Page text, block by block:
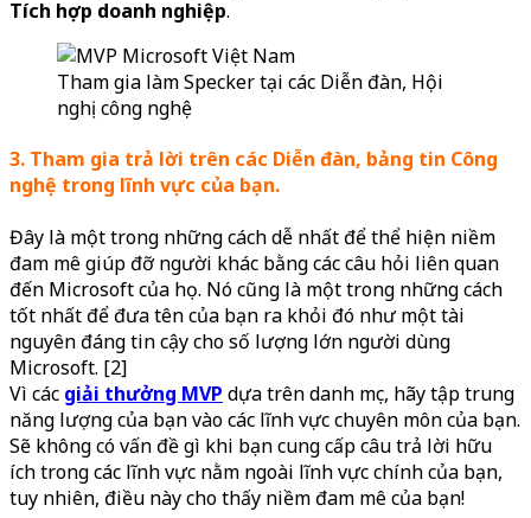
Tích hợp doanh nghiệp.
Tham gia làm Specker tại các Diễn đàn, Hội
nghị công nghệ
3. Tham gia trả lời trên các Diễn đàn, bảng tin Công
nghệ trong lĩnh vực của bạn.
Đây là một trong những cách dễ nhất để thể hiện niềm
đam mê giúp đỡ người khác bằng các câu hỏi liên quan
đến Microsoft của họ. Nó cũng là một trong những cách
tốt nhất để đưa tên của bạn ra khỏi đó như một tài
nguyên đáng tin cậy cho số lượng lớn người dùng
Microsoft. [2]
Vì các giải thưởng MVP dựa trên danh mục, hãy tập trung
năng lượng của bạn vào các lĩnh vực chuyên môn của bạn.
Sẽ không có vấn đề gì khi bạn cung cấp câu trả lời hữu
ích trong các lĩnh vực nằm ngoài lĩnh vực chính của bạn,
tuy nhiên, điều này cho thấy niềm đam mê của bạn!